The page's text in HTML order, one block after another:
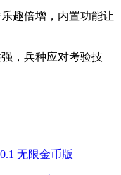
趣倍增，内置功能让
，兵种应对考验技